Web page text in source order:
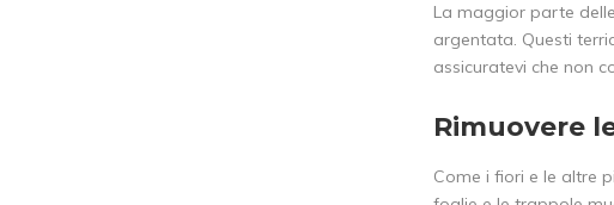
La maggior parte
argentata. Questi
assicuratevi che non
Rimuovere
Come i fiori e le altre